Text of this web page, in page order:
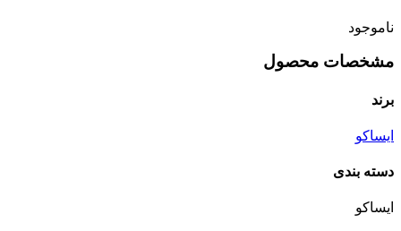
ناموجود
مشخصات محصول
برند
ایساکو
دسته بندی
ایساکو